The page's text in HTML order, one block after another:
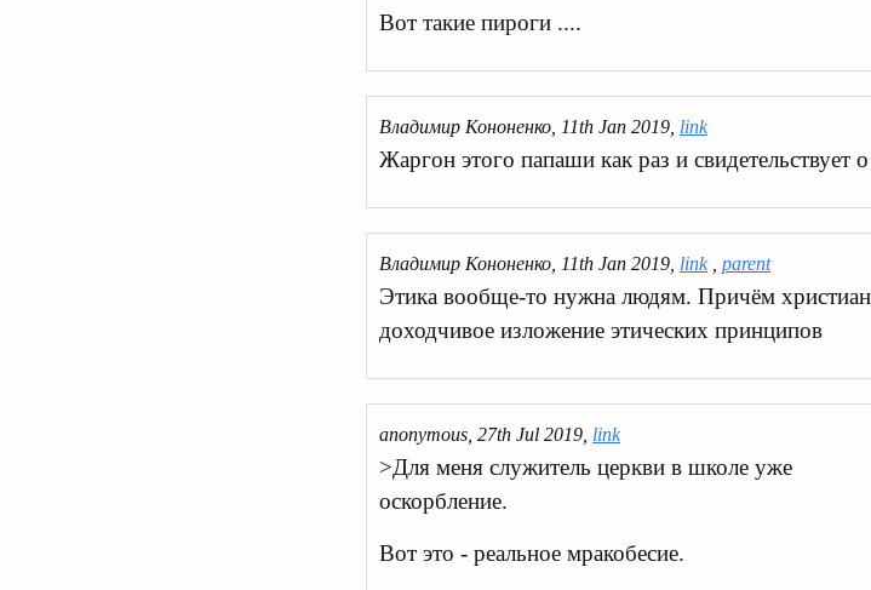
Вот такие пироги ....
Владимир Кононенко, 11th Jan 2019, link
Жаргон этого папаши как раз и свидетельствует
Владимир Кононенко, 11th Jan 2019, link, parent
Этика вообще-то нужна людям. Причём
доходчивое изложение этических принципов
anonymous, 27th Jul 2019, link
>Для меня служитель церкви в школе уже
оскорбление.
Вот это - реальное мракобесие.